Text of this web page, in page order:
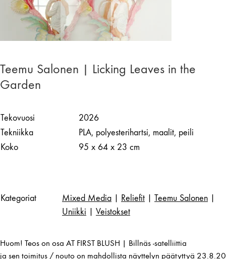
Teemu Salonen | Licking Leaves in the
Garden
Tekovuosi
2026
Tekniikka
PLA, polyesterihartsi, maalit, peili
Koko
95 x 64 x 23 cm
Kategoriat Mixed Media Reliefit Teemu Salonen
Uniikki
Veistokset
Huom! Teos on osa AT FIRST BLUSH | Billnäs -satelliittia
ja sen toimitus / nouto on mahdollista näyttelyn päätyttyä 23.8.20